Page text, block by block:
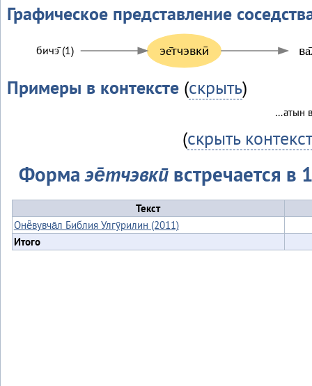
Графическое представление
эе̄тчэвкӣ
бичэ̄ (1)
Примеры в контексте(скрыть)
…атын
(скрыть контекст
Формаэе̄тчэвкӣ встречается в
Текст
Онё̄вувча̄л Библия Улгӯрилин (2011)
Итого